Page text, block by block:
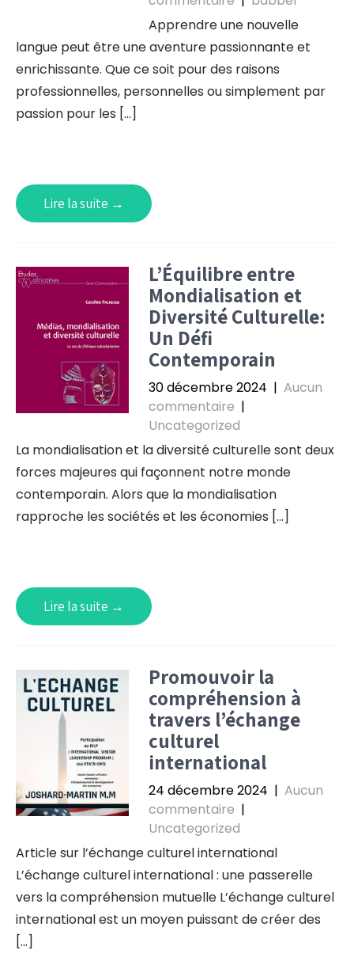
Apprendre une nouvelle
langue peut être une aventure passionnante et
enrichissante. Que ce soit pour des raisons
professionnelles, personnelles ou simplement par
passion pour les […]
Lire la suite →
L’Équilibre entre
Mondialisation et
Diversité Culturelle:
Un Défi
Contemporain
30 décembre 2024 | Aucun
commentaire |
Uncategorized
La mondialisation et la diversité culturelle sont deux
forces majeures qui façonnent notre monde
contemporain. Alors que la mondialisation
rapproche les sociétés et les économies […]
Lire la suite →
Promouvoir la
compréhension à
travers l’échange
culturel
international
24 décembre 2024 | Aucun
commentaire |
Uncategorized
Article sur l’échange culturel international
L’échange culturel international : une passerelle
vers la compréhension mutuelle L’échange culturel
international est un moyen puissant de créer des
[…]